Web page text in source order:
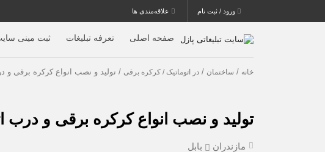
ورود / ثبت نام علاقه‌مندی ها
صفحه اصلی تعرفه تبلیغات ثبت مینی
خانه / ساختمان / در اتوماتیک / کرکره برقی / تولید و نصب انواع کرکره برقی و
تولید و نصب انواع کرکره برقی و درب
مازندران بابل